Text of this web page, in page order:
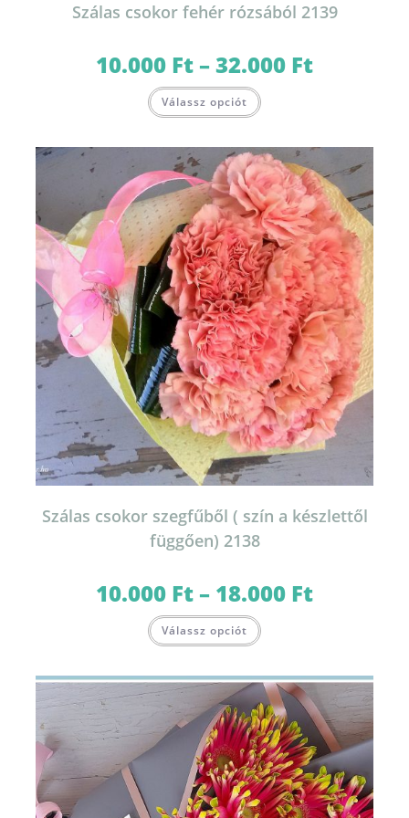
Szálas csokor fehér rózsából 2139
10.000 Ft–32.000 Ft10.000 Ft
Válassz opciót a
van.
A
változatok
a
termékoldalon
választhatók
ki
Szálas csokor szegfűből ( szín a készlettől
függően) 2138
10.000 Ft– 18.000 Ft10.000 Ft
Válassz opciót a
van.
A
változatok
a
termékoldalon
választhatók
ki